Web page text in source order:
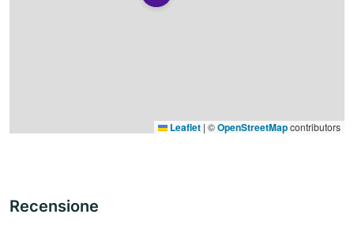
Leaflet | ©OpenStreetMapcontributors
Recensione